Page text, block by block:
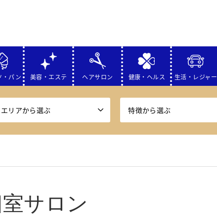
・パン 美容・エステ ヘアサロン 健康・ヘルス 生活・レジャー
エリアから選ぶ 特徴から選ぶ
サロン